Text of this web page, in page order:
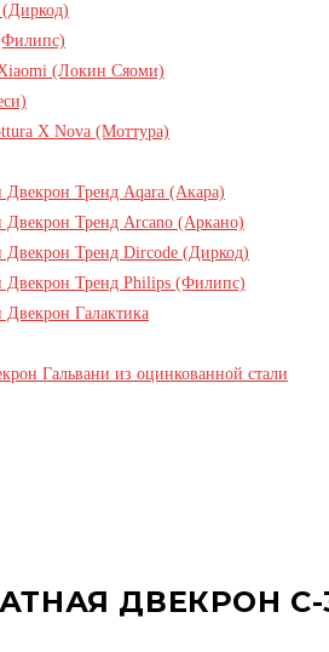
(Локин Сяоми)
X Nova (Моттура)
Двекрон Тренд Aqara (Акара)
Двекрон Тренд Arcano (Аркано)
Двекрон Тренд Dircode (Диркод)
Двекрон Тренд Philips (Филипс)
Галактика
Гальвани из оцинкованной стали
ДВЕКРОН С-